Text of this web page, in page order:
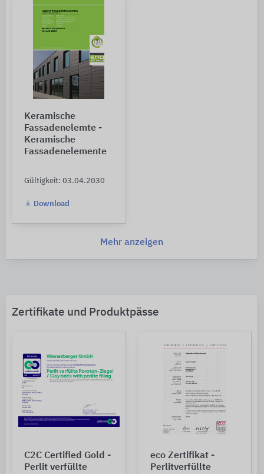
Keramische
Fassadenelemte -
Keramische
Fassadenelemente
Gültigkeit: 03.04.2030
Download
Mehr anzeigen
Zertifikate und Produktpässe
C2C Certified Gold -
Perlit verfüllte
eco Zertifikat -
Perlitverfüllte